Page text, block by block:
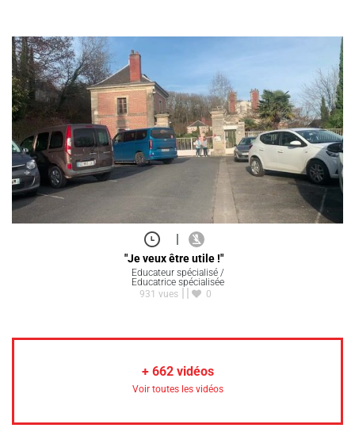
|
"Je veux être utile !"
Educateur spécialisé /
Educatrice spécialisée
931 vues
0
+ 662vidéos
Voir toutes les vidéos